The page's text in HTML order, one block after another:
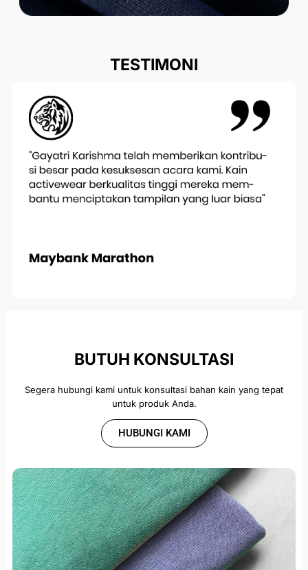
TESTIMONI
BUTUH KONSULTASI
Segera hubungi kami untuk konsultasi bahan kain yang tepat
untuk produk Anda.
HUBUNGI KAMI